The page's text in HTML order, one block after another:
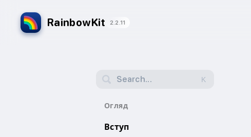
RainbowKit 2.2.11
Search... K
Огляд
Вступ